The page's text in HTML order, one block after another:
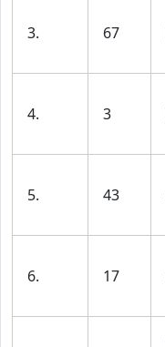
3. 67
4. 3
5. 43
6. 17